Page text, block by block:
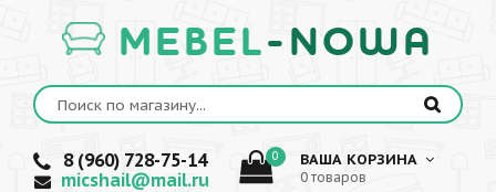
MEBEL-NOWA
8 (960) 728-75-14
micshail@mail.ru
0 ВАША КОРЗИНА
0 товаров